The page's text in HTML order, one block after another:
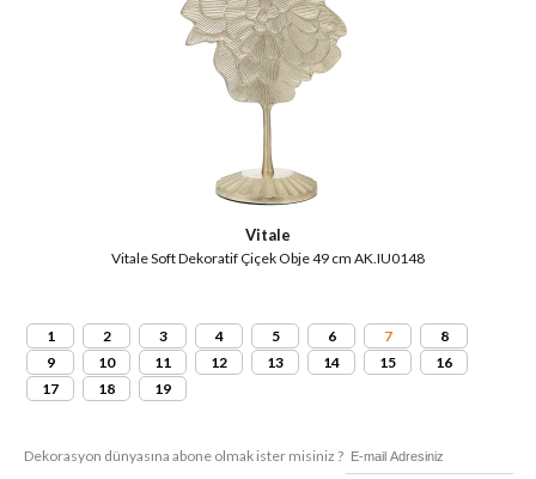
Vitale
Vitale Soft Dekoratif Çiçek Obje 49 cm AK.IU0148
1 2 3 4 5 6 7
8
9
10 11 12 13 14 15
16
17
18 19
Dekorasyon dünyasına abone olmak ister misiniz ?